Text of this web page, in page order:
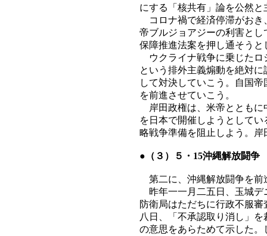
にする「核共有」論を公然
コロナ禍で経済停滞がおき
帝ブルジョアジーの利害と
保障推進法案を押し通そうと
ウクライナ戦争に乗じたロ
という排外主義煽動を絶対
して対決していこう。自国
を前進させていこう。
岸田政権は、米帝とともに
を日本で開催しようとして
略戦争準備を阻止しよう。
●（３）５・15沖縄解放闘争
第二に、沖縄解放闘争を前
昨年一一月二五日、玉城デ
防衛局はただちに行政不服
八日、「不承認取り消し」
の意思をあらためて示した